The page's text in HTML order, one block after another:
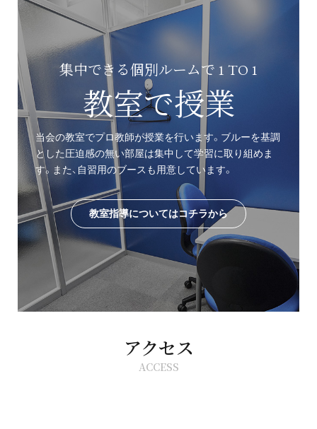
集中できる個別ルームで 1 TO 1
教室で授業
当会の教室でプロ教師が授業を行います。ブルーを基調
とした圧迫感の無い部屋は集中して学習に取り組めま
す。また、自習用のブースも用意しています。
教室指導についてはコチラから
アクセス
ACCESS